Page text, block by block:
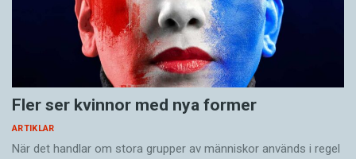
Fler ser kvinnor med nya former
ARTIKLAR
När det handlar om stora grupper av människor används i regel